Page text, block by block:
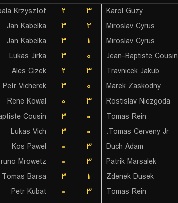
Krzysztof
۲ ۳ Karol Guzy
Jan Kabelka
۳ ۲ Miroslav Cyrus
Jan Kabelka
۳ ۱ Miroslav Cyrus
Lukas Jirka
۳ ۰ Jean-Baptiste Cousin
Ales Cizek
۲ ۳ Travnicek Jakub
Petr Vicherek
۳ ۰ Marek Zaskodny
Rene Kowal
۰ ۳ Rostislav Niezgoda
Cousin
۳ ۰ Tomas Rein
Lukas Vich
۳ ۰ Tomas Cerveny Jr.
Kos Pawel
۰ ۳ Duch Adam
Mrowetz
۰ ۳ Patrik Marsalek
Tomas Barsa
۳ ۱ Zdenek Dusek
Petr Kubat
۰ ۳ Tomas Rein